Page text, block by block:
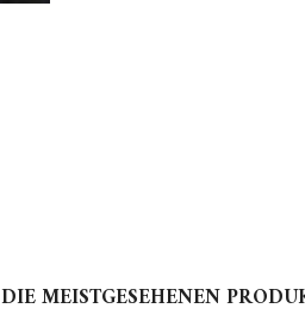
DIE MEISTGESEHENEN